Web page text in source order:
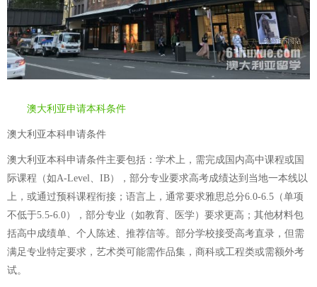
澳大利亚申请本科条件
澳大利亚本科申请条件
澳大利亚本科申请条件主要包括：学术上，需完成国内高中课程或国
际课程（如A-Level、IB），部分专业要求高考成绩达到当地一本线以
上，或通过预科课程衔接；语言上，通常要求雅思总分6.0-6.5（单项
不低于5.5-6.0），部分专业（如教育、医学）要求更高；其他材料包
括高中成绩单、个人陈述、推荐信等。部分学校接受高考直录，但需
满足专业特定要求，艺术类可能需作品集，商科或工程类或需额外考
试。